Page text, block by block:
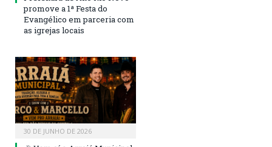
promove a 1ª Festa do
Evangélico em parceria com
as igrejas locais
30 DE JUNHO DE 2026